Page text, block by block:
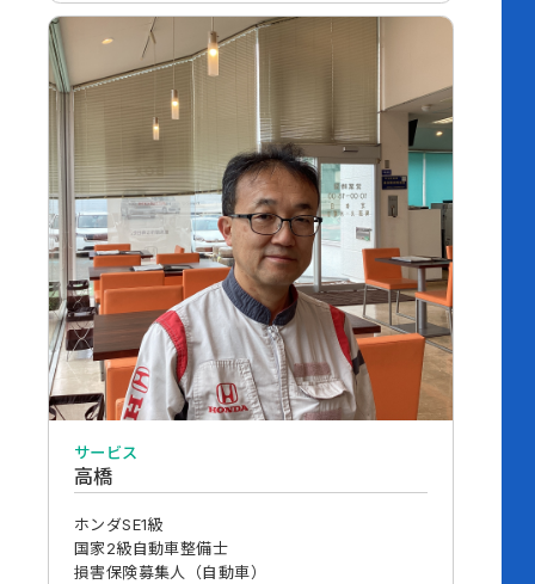
サービス
高橋
ホンダSE1級
国家2級自動車整備士
損害保険募集人（自動車）